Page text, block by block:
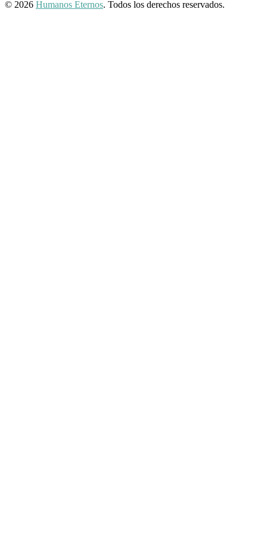
© 2026 Humanos Eternos. Todos los derechos reservados.